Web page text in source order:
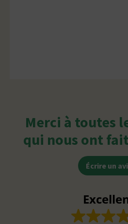
Merci à toutes
qui nous ont
Écrire un